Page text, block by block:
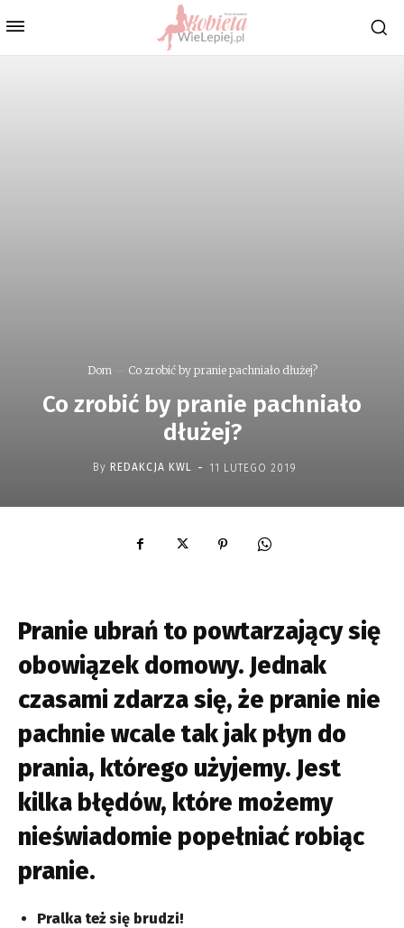
Dom Co zrobić by pranie pachniało dłużej?
Co zrobić by pranie pachniało
dłużej?
By REDAKCJA KWL - 11 LUTEGO 2019
Pranie ubrań to powtarzający się
obowiązek domowy. Jednak
czasami zdarza się, że pranie nie
pachnie wcale tak jak płyn do
prania, którego użyjemy. Jest
kilka błędów, które możemy
nieświadomie popełniać robiąc
pranie.
Pralka też się brudzi!